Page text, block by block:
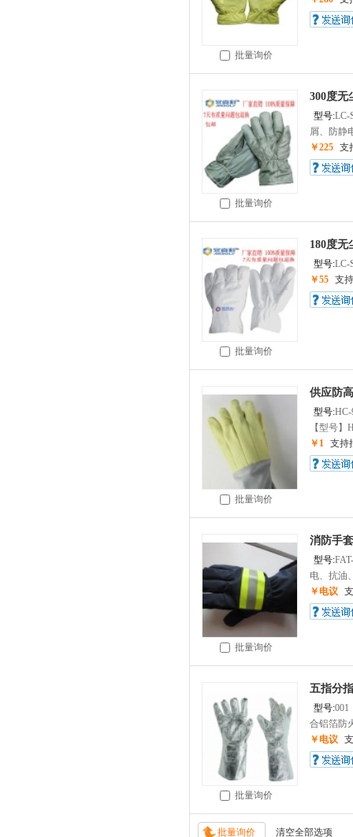
批量询价
批量询价
300度无
型号:LC-
屑、防静
￥225 支
批量询价
180度无
型号:LC-
￥55 支
批量询价
供应防
型号:HC-
【型号】
￥1 支持
批量询价
消防手
型号:
电、抗油
￥电议
批量询价
五指分
型号:001
合铝箔防
￥电议